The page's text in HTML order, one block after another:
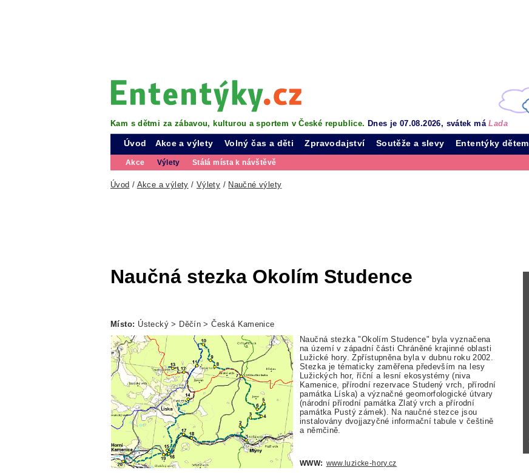
Kam s dětmi za zábavou, kulturou a sportem v České republice. Dnes je 07.08.2026, svátek máLada
Úvod Akce a výlety
Akce Výlety Stálá místa k návštěvě
Volný čas a děti Zpravodajství Soutěže a slevy Ententýky dětem
Úvod / Akce a výlety / Výlety / Naučné výlety
Naučná stezka Okolím Studence
Místo: Ústecký > Děčín > Česká Kamenice
Naučná stezka "Okolím Studence" byla vyznačena
na území v západní části Chráněné krajinné oblasti
Lužické hory. Zpřístupněna byla v dubnu roku 2002.
Stezka je tématicky zaměřena především na lesy
Lužických hor, říční a lesní ekosystémy (niva
Kamenice, přírodní rezervace Studený vrch, přírodní
památka Líska) a význačné geomorfologické útvary
(národní přírodní památka Zlatý vrch a přírodní
památka Pustý zámek). Na naučné stezce jsou
instalovány dvojjazyčné informační tabule v češtině
a němčině.
WWW: www.luzicke-hory.cz